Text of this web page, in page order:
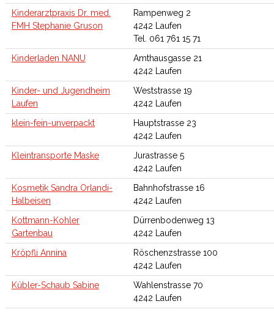
Kinderarztpraxis Dr. med.
FMH Stephanie Gruson
Rampenweg 2
4242 Laufen
Tel. 061 761 15 71
Kinderladen NANU
Amthausgasse 21
4242 Laufen
Kinder- und Jugendheim
Laufen
Weststrasse 19
4242 Laufen
klein-fein-unverpackt
Hauptstrasse 23
4242 Laufen
Kleintransporte Maske
Jurastrasse 5
4242 Laufen
Kosmetik Sandra Orlandi-
Halbeisen
Bahnhofstrasse 16
4242 Laufen
Kottmann-Kohler
Gartenbau
Dürrenbodenweg 13
4242 Laufen
Kröpfli Annina
Röschenzstrasse 100
4242 Laufen
Kübler-Schaub Sabine
Wahlenstrasse 70
4242 Laufen